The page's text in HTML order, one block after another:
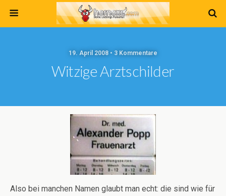
19. April 2008 • 3 Kommentare
Witzige Arztschilder
Also bei manchen Namen glaubt man echt: die sind wie für